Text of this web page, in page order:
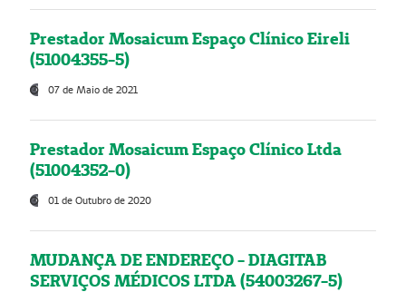
Prestador Mosaicum Espaço Clínico Eireli
(51004355-5)
07 de Maio de 2021
Prestador Mosaicum Espaço Clínico Ltda
(51004352-0)
01 de Outubro de 2020
MUDANÇA DE ENDEREÇO - DIAGITAB
SERVIÇOS MÉDICOS LTDA (54003267-5)